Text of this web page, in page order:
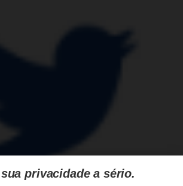
privacidade a sério.